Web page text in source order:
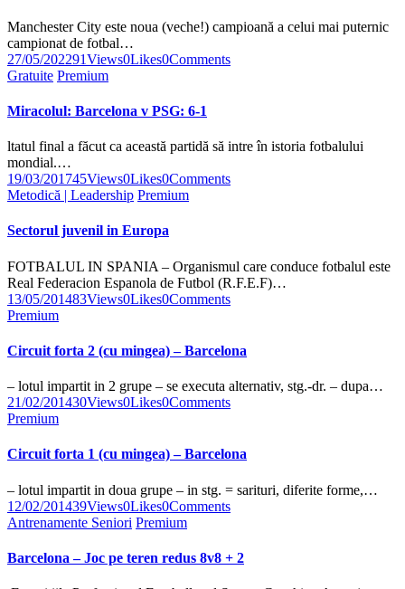
Manchester City este noua (veche!) campioană a celui mai puternic
campionat de fotbal…
27/05/202291Views0Likes0Comments
Gratuite Premium
Miracolul: Barcelona v PSG: 6-1
ltatul final a făcut ca această partidă să intre în istoria fotbalului
mondial.…
19/03/201745Views0Likes0Comments
Metodică | Leadership Premium
Sectorul juvenil in Europa
FOTBALUL IN SPANIA – Organismul care conduce fotbalul este
Real Federacion Espanola de Futbol (R.F.E.F)…
13/05/201483Views0Likes0Comments
Premium
Circuit forta 2 (cu mingea) – Barcelona
– lotul impartit in 2 grupe – se executa alternativ, stg.-dr. – dupa…
21/02/201430Views0Likes0Comments
Premium
Circuit forta 1 (cu mingea) – Barcelona
– lotul impartit in doua grupe – in stg. = sarituri, diferite forme,…
12/02/201439Views0Likes0Comments
Antrenamente Seniori Premium
Barcelona – Joc pe teren redus 8v8 + 2